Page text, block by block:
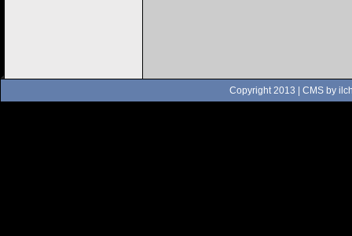
Copyright 2013 | CMS by